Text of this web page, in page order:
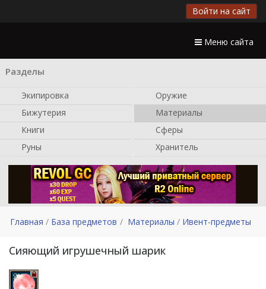
Войти на сайт
Меню сайта
Разделы
Экипировка
Оружие
Бижутерия
Материалы
Книги
Сферы
Руны
Хранитель
Главная База предметов Материалы Ивент-предметы
Сияющий игрушечный шарик